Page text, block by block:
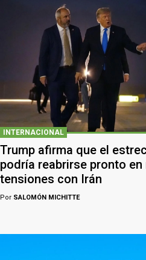
INTERNACIONAL
Trump afirma que el
podría reabrirse pronto
tensiones con Irán
Por SALOMÓN MICHITTE